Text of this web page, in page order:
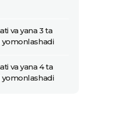
va yana 3 ta
yomonlashadi
va yana 4 ta
yomonlashadi